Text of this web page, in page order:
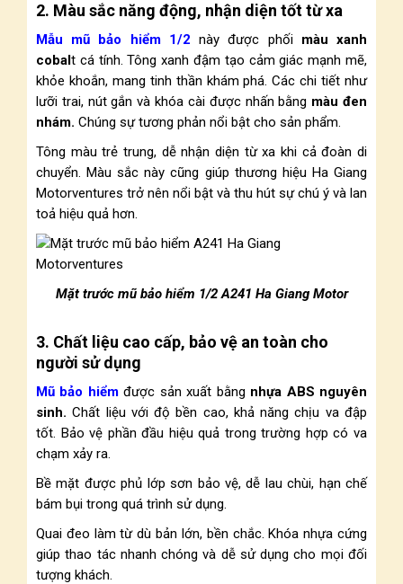
2. Màu sắc năng động, nhận diện tốt từ xa
Mẫu mũ bảo hiểm 1/2 này được phốimàu xanh
cobalt cá tính. Tông xanh đậm tạo cảm giác mạnh mẽ,
khỏe khoắn, mang tinh thần khám phá.Các chi tiết như
lưỡi trai, nút gắn và khóa cài được nhấn bằng màu đen
nhám. Chúng sự tương phản nổi bật cho sản phẩm.
Tông màu trẻ trung, dễ nhận diện từ xa khi cả đoàn di
chuyển. Màu sắc này cũng giúp thương hiệu Ha Giang
Motorventures trở nên nổi bật và thu hút sự chú ý và lan
toả hiệu quả hơn.
Mặt trước mũ bảo hiểm 1/2 A241 Ha Giang Motor
3. Chất liệu cao cấp, bảo vệ an toàn cho
người sử dụng
Mũ bảo hiểmđược sản xuất bằng nhựa ABS nguyên
sinh.Chất liệu với độ bền cao, khả năng chịu va đập
tốt. Bảo vệ phần đầu hiệu quả trong trường hợp có va
chạm xảy ra.
Bề mặt được phủ lớp sơn bảo vệ, dễ lau chùi, hạn chế
bám bụi trong quá trình sử dụng.
Quai đeo làm từ dù bản lớn, bền chắc. Khóa nhựa cứng
giúp thao tác nhanh chóng và dễ sử dụng cho mọi đối
tượng khách.